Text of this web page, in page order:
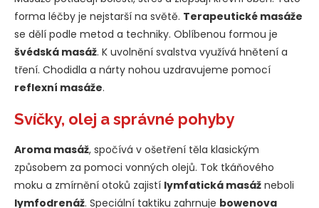
forma léčby je nejstarší na světě. Terapeutické masáže
se dělí podle metod a techniky. Oblíbenou formou je
švédská masáž. K uvolnění svalstva využívá hnětení a
tření. Chodidla a nárty nohou uzdravujeme pomocí
reflexní masáže.
Svíčky, olej a správné pohyby
Aroma masáž, spočívá v ošetření těla klasickým
způsobem za pomoci vonných olejů. Tok tkáňového
moku a zmírnění otoků zajistí lymfatická masáž neboli
lymfodrenáž. Speciální taktiku zahrnuje bowenova